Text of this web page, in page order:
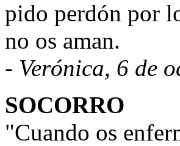
pido perdón por
no os aman.
- Verónica, 6 de
SOCORRO
"Cuando os